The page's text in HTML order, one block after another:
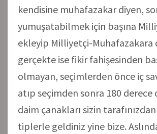
kendisine muhafazakar diyen,
yumuşatabilmek için başına
ekleyip Milliyetçi-Muhafazakara
gerçekte ise fikir fahişesinden
olmayan, seçimlerden önce iç
atıp seçimden sonra 180 derece
daim çanakları sizin
tiplerle geldiniz yine bize.